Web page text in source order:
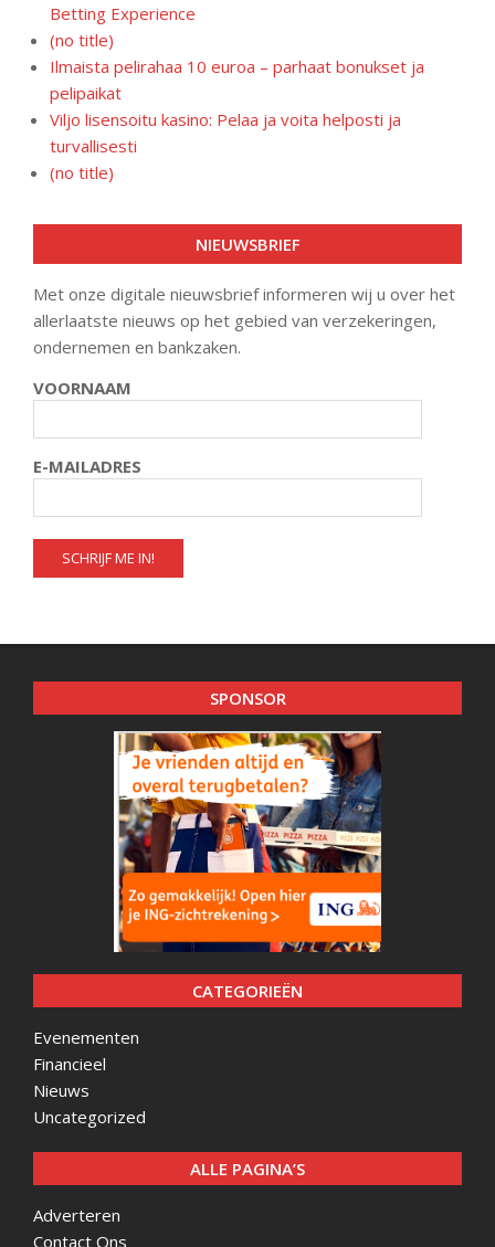
Betting Experience
(no title)
Ilmaista pelirahaa 10 euroa – parhaat bonukset ja
pelipaikat
Viljo lisensoitu kasino: Pelaa ja voita helposti ja
turvallisesti
(no title)
NIEUWSBRIEF
Met onze digitale nieuwsbrief informeren wij u over het
allerlaatste nieuws op het gebied van verzekeringen,
ondernemen en bankzaken.
VOORNAAM
E-MAILADRES
SPONSOR
CATEGORIEËN
Evenementen
Financieel
Nieuws
Uncategorized
ALLE PAGINA’S
Adverteren
Contact Ons